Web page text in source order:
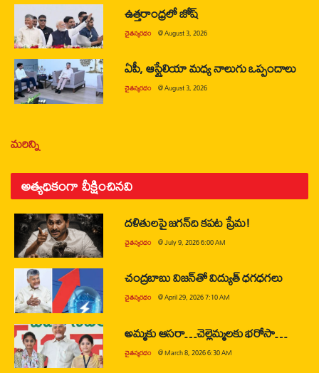
ఉత్తరాంధ్రలో జోష్
చైతన్యరధం @August 3, 2026
ఏపీ, ఆస్ట్రేలియా మధ్య నాలుగు ఒప్పందాలు
చైతన్యరధం @August 3, 2026
మరిన్ని
అత్యధికంగా వీక్షించినవి
దళితులపై జగన్‌ది కపట ప్రేమ!
చైతన్యరధం @July 9, 2026 6:00 AM
చంద్రబాబు విజన్‌తో విద్యుత్ ధగధగలు
చైతన్యరధం @April 29, 2026 7:10 AM
అమ్మకు ఆసరా…చెల్లెమ్మలకు భరోసా…
చైతన్యరధం @March 8, 2026 6:30 AM